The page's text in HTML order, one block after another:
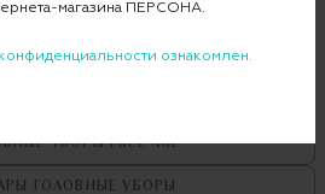
УБОРЫFREE AGE
ГОЛОВНЫЕ УБОРЫ
магазина ПЕРСОНА.
ознакомлен.